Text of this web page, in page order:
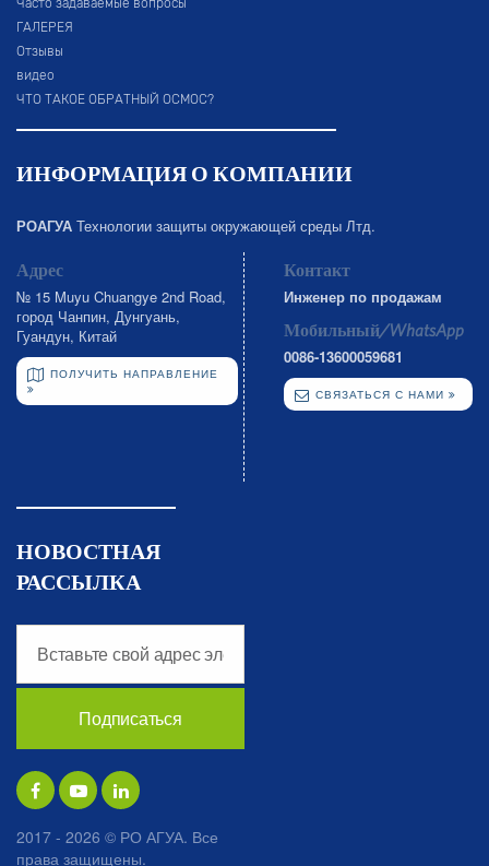
Часто задаваемые вопросы
ГАЛЕРЕЯ
Отзывы
видео
ЧТО ТАКОЕ ОБРАТНЫЙ ОСМОС?
ИНФОРМАЦИЯ О КОМПАНИИ
РОАГУА Технологии защиты окружающей среды Лтд.
Адрес
№ 15 Muyu Chuangye 2nd Road,
город Чанпин, Дунгуань,
Гуандун, Китай
ПОЛУЧИТЬ НАПРАВЛЕНИЕ
Контакт
Инженер по продажам
Мобильный/WhatsApp
0086-13600059681
СВЯЗАТЬСЯ С НАМИ
НОВОСТНАЯ
РАССЫЛКА
2017 - 2026 © РО АГУА. Все
права защищены.